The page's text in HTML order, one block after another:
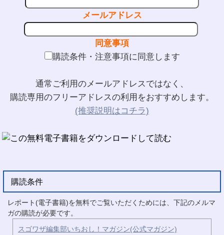
メールアドレス
同意事項
購読条件・注意事項に同意します
通常ご利用のメールアドレスではなく、
購読専用のフリーアドレスの利用をおすすめします。
(推奨説明はコチラ)
購読条件
レポート(電子書籍)を無料でご覧いただくためには、下記のメルマ
ガの購読が必要です。
スゴワザ編集部いちおし！マガジン(公式マガジン)